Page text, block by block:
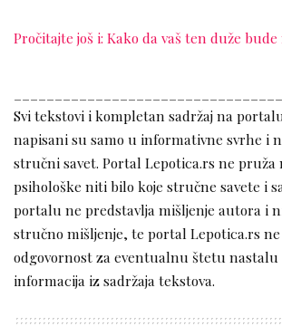
Pročitajte još i: Kako da vaš ten duže
Svi tekstovi i kompletan sadržaj na
napisani su samo u informativne svrhe i
stručni savet. Portal Lepotica.rs ne pruža
psihološke niti bilo koje stručne savete i
portalu ne predstavlja mišljenje autora i
stručno mišljenje, te portal Lepotica.rs
odgovornost za eventualnu štetu nastalu
informacija iz sadržaja tekstova.